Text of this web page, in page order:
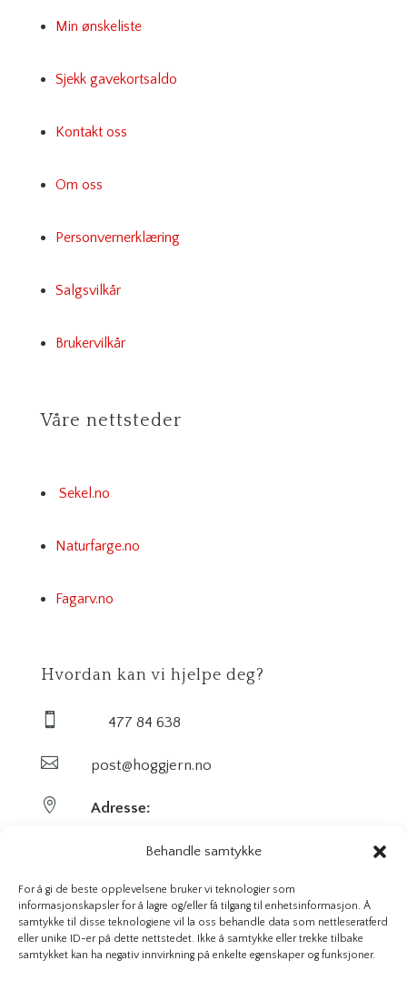
Behandle samtykke
For å gi de beste opplevelsene bruker vi teknologier som
informasjonskapsler for å lagre og/eller få tilgang til enhetsinformasjon. Å
samtykke til disse teknologiene vil la oss behandle data som nettleseratferd
eller unike ID-er på dette nettstedet. Ikke å samtykke eller trekke tilbake
samtykket kan ha negativ innvirkning på enkelte egenskaper og funksjoner.
Min ønskeliste
Sjekk gavekortsaldo
Kontakt oss
Om oss
Personvernerklæring
Salgsvilkår
Brukervilkår
Våre nettsteder
Sekel.no
Naturfarge.no
Fagarv.no
Hvordan kan vi hjelpe deg?
 477 84 638
 post@hoggjern.no
 Adresse:
Sekel AS
Sentrumsveien 29
3647 Hvittingfoss